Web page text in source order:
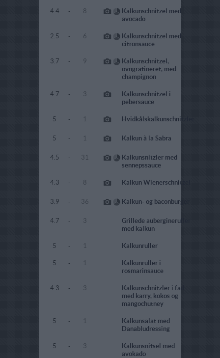
4.4 - 8
Kalkunschnitzel med
avocado
2.5 - 6
Kalkunschnitzel med
citronsauce
3.7 - 9
Kalkunschnitzel,
ovngratineret, med
champignon
4.7 - 3
Kalkunschnitzel i
pebersauce
5 - 1 Hvidkålskalkunschnitzler
5 - 1 Kalkun à la Sabra
4.5 - 31
Kalkunsnitzler med
sennepssauce
4.3 - 8 Kalkun Wienerschnitzel
3.9 - 36 Kalkun- og baconburger
4.7 - 3
Grillede aubergineruller
med kalkun
5 - 1 Kalkunruller
5 - 1
Kalkunruller i
rosmarinsauce
4.3 - 3
Kalkunschnitzler i fad
med karry, kokos og
mangochutney
5 - 1
Kalkunsalat med
Danabludressing
5 - 3
Kalkunsnitsel med
avokado